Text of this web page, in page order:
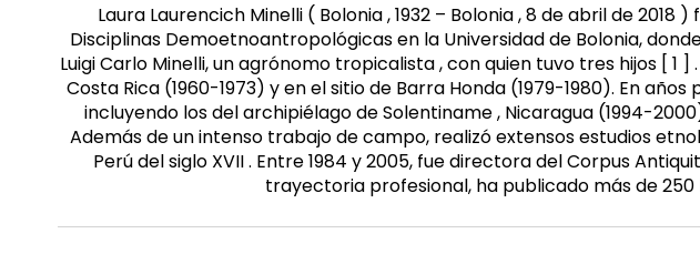
Laura Laurencich Minelli ( Bolonia , 1932 – Bolonia , 8 de abril de
Disciplinas Demoetnoantropológicas en la Universidad de Bolonia,
Luigi Carlo Minelli, un agrónomo tropicalista , con quien tuvo tres hijos [
Costa Rica (1960-1973) y en el sitio de Barra Honda (1979-1980). En
incluyendo los del archipiélago de Solentiname , Nicaragua (1994-
Además de un intenso trabajo de campo, realizó extensos estudios
Perú del siglo XVII . Entre 1984 y 2005, fue directora del Corpus
trayectoria profesional, ha publicado más de